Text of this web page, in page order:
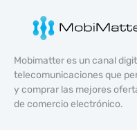
Mobimatter es un canal
telecomunicaciones que
y comprar las mejores
de comercio electrónico.